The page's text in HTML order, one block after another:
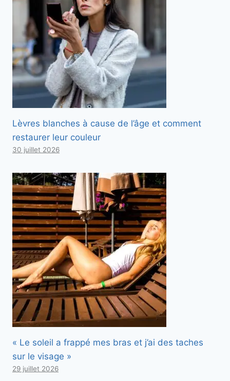
Lèvres blanches à cause de l’âge et comment
restaurer leur couleur
30 juillet 2026
« Le soleil a frappé mes bras et j’ai des taches
sur le visage »
29 juillet 2026